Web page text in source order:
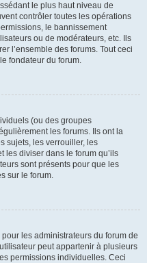
le plus haut niveau de
contrôler toutes les opérations
le bannissement
ou de modérateurs, etc. Ils
l’ensemble des forums. Tout ceci
fondateur du forum.
(ou des groupes
les forums. Ils ont la
sujets, les verrouiller, les
les diviser dans le forum qu’ils
sont présents pour que les
sur le forum.
les administrateurs du forum de
peut appartenir à plusieurs
permissions individuelles. Ceci